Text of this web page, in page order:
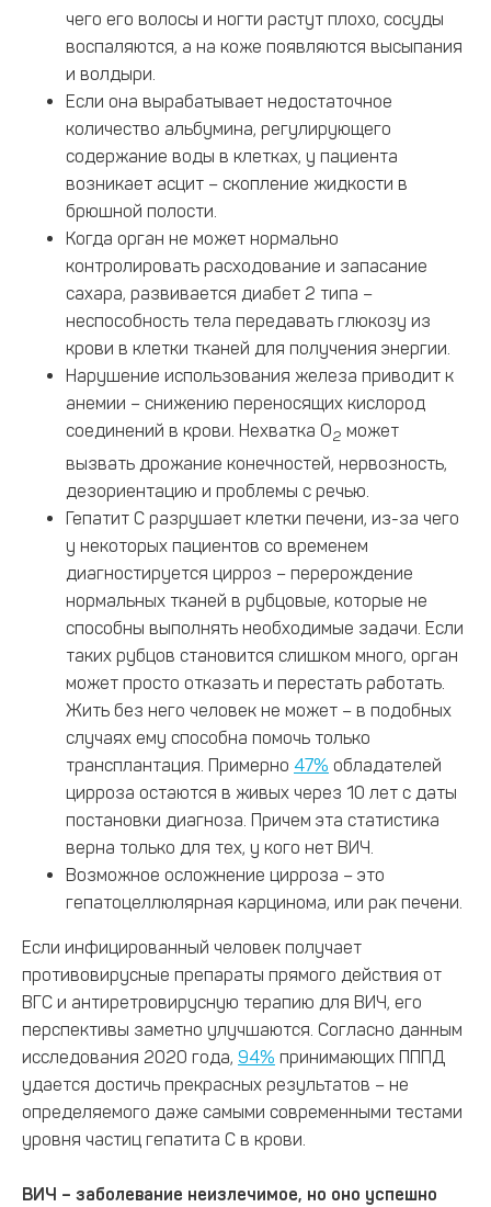
чего его волосы и ногти растут плохо, сосуды
воспаляются, а на коже появляются высыпания
и волдыри.
Если она вырабатывает недостаточное
количество альбумина, регулирующего
содержание воды в клетках, у пациента
возникает асцит – скопление жидкости в
брюшной полости.
Когда орган не может нормально
контролировать расходование и запасание
сахара, развивается диабет 2 типа –
неспособность тела передавать глюкозу из
крови в клетки тканей для получения энергии.
Нарушение использования железа приводит к
анемии – снижению переносящих кислород
соединений в крови. Нехватка О2 может
вызвать дрожание конечностей, нервозность,
дезориентацию и проблемы с речью.
Гепатит С разрушает клетки печени, из-за чего
у некоторых пациентов со временем
диагностируется цирроз – перерождение
нормальных тканей в рубцовые, которые не
способны выполнять необходимые задачи. Если
таких рубцов становится слишком много, орган
может просто отказать и перестать работать.
Жить без него человек не может – в подобных
случаях ему способна помочь только
трансплантация. Примерно 47% обладателей
цирроза остаются в живых через 10 лет с даты
постановки диагноза. Причем эта статистика
верна только для тех, у кого нет ВИЧ.
Возможное осложнение цирроза – это
гепатоцеллюлярная карцинома, или рак печени.
Если инфицированный человек получает
противовирусные препараты прямого действия от
ВГС и антиретровирусную терапию для ВИЧ, его
перспективы заметно улучшаются. Согласно данным
исследования 2020 года, 94% принимающих ПППД
удается достичь прекрасных результатов – не
определяемого даже самыми современными тестами
уровня частиц гепатита С в крови.
ВИЧ – заболевание неизлечимое, но оно успешно